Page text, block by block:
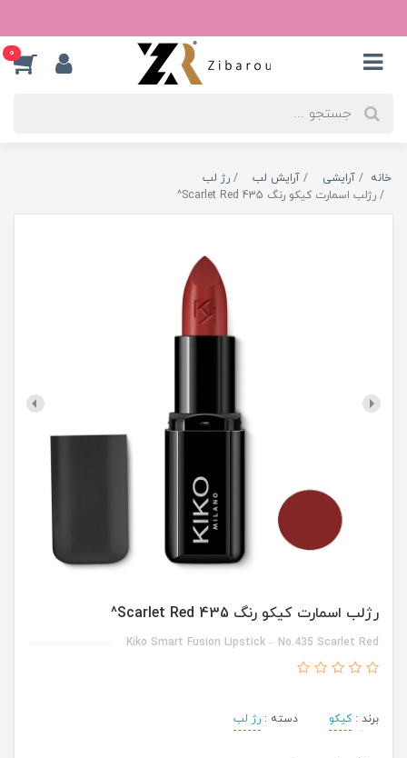
0
خانه آرایشی آرایش لب
رژ لب
رژلب اسمارت کیکو رنگ 435 Scarlet Red^
رژلب اسمارت کیکو رنگ 435 Scarlet Red^
Kiko Smart Fusion Lipstick – No.435 Scarlet Red
برند :کیکو دسته : رژ لب